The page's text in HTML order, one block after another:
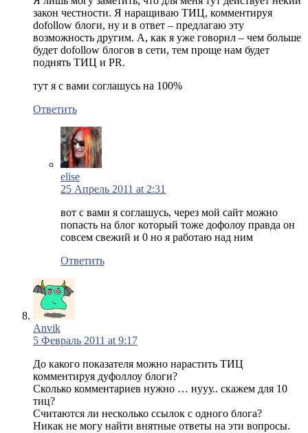
закон честности. Я наращиваю ТИЦ, комментируя
dofollow блоги, ну и в ответ – предлагаю эту
возможность другим. А, как я уже говорил – чем больше
будет dofollow блогов в сети, тем проще нам будет
поднять ТИЦ и PR.
тут я с вами соглашусь на 100%
Ответить
elise
25 Апрель 2011 at 2:31
вот с вами я соглашусь, через мой сайт можно
попасть на блог который тоже дофолоу правда он
совсем свежий и 0 но я работаю над ним
Ответить
Anvik
5 Февраль 2011 at 9:17
До какого показателя можно нарастить ТИЦ
комментируя дуфоллоу блоги?
Сколько комментариев нужно … нууу.. скажем для 10
тиц?
Считаются ли несколько ссылок с одного блога?
Никак не могу найти внятные ответы на эти вопросы.